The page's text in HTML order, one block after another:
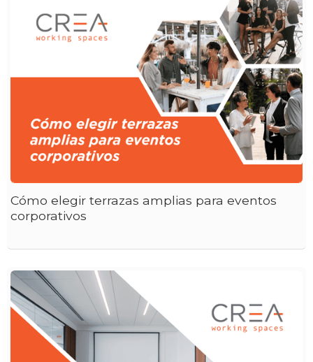
Cómo elegir terrazas amplias para eventos
corporativos